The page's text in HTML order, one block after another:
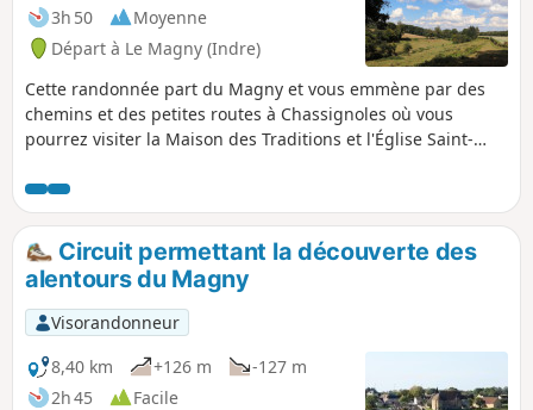
3h 50
Moyenne
Départ à Le Magny (Indre)
Cette randonnée part du Magny et vous emmène par des
chemins et des petites routes à Chassignoles où vous
pourrez visiter la Maison des Traditions et l'Église Saint-
botanique, vous plongerez dans la vallée de la Couarde.
Puis c'est la remontée vers l'espace des Ossans et ses
fontaines pour finir au pied du Prieuré du Magny (XIe
siècle).Circuit permettant la découverte des
alentours du Magny
Visorandonneur
8,40 km
+126 m
-127 m
2h 45
Facile